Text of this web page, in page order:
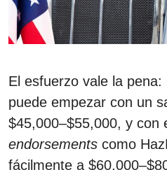
El esfuerzo vale la pena:
puede empezar con un
$45,000–$55,000, y con
endorsements como
fácilmente a